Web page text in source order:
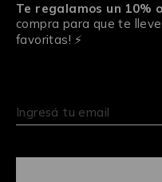
Te regalamos un 10%
compra para que te
favoritas! ⚡